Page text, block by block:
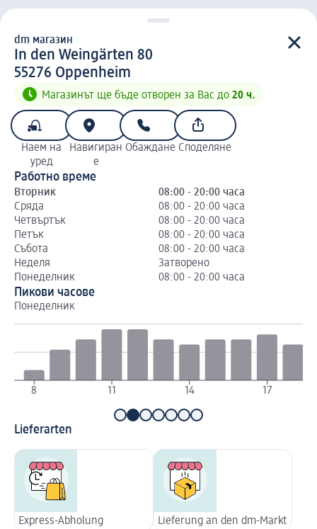
d m магазин
dm магазин
In den Weingärten 80
5 5 2 7 6
55276 Oppenheim
Магазинът ще бъде отворен за Вас до 20 ч.
Наем на
уред
Навигиран
е
Обаждане Споделяне
Работно време
Вторник
08:00 - 20:00 часа
Сряда
08:00 - 20:00 часа
Четвъртък
08:00 - 20:00 часа
Петък
08:00 - 20:00 часа
Събота
08:00 - 20:00 часа
Неделя
Затворено
Понеделник
08:00 - 20:00 часа
Пикови часове
Понеделник
8 11 14 17
Lieferarten
Express-Abholung Lieferung an den dm-Markt